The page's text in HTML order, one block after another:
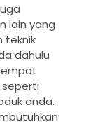
lain yang
teknik
dahulu
anda.